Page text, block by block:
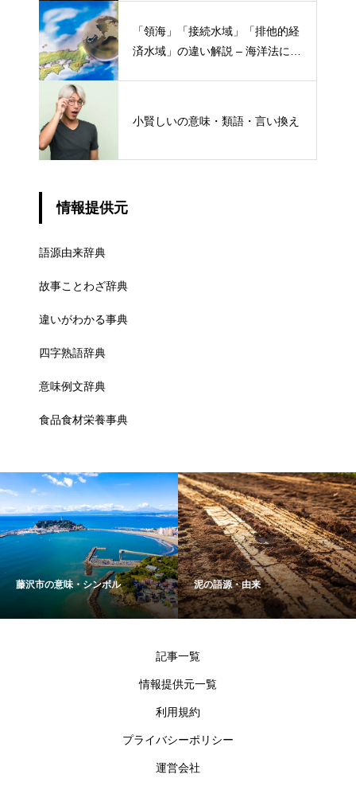
「領海」「接続水域」「排他的経
済水域」の違い解説 – 海洋法にお
小賢しいの意味・類語・言い換え
情報提供元
語源由来辞典
故事ことわざ辞典
違いがわかる事典
四字熟語辞典
意味例文辞典
食品食材栄養事典
藤沢市の意味・シンボル 泥の語源・由来
記事一覧
情報提供元一覧
利用規約
プライバシーポリシー
運営会社